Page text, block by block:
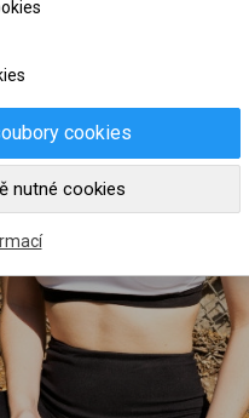
cookies
nutné cookies